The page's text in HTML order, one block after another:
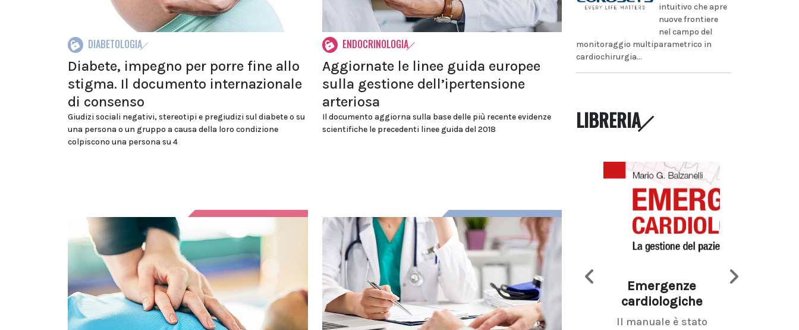
DIABETOLOGIA
Diabete, impegno per porre fine allo
stigma. Il documento internazionale
di consenso
Giudizi sociali negativi, stereotipi e pregiudizi sul diabete o su
una persona o un gruppo a causa della loro condizione
colpiscono una persona su 4
ENDOCRINOLOGIA
Aggiornate le linee guida europee
sulla gestione dell’ipertensione
arteriosa
Il documento aggiorna sulla base delle più recente evidenze
scientifiche le precedenti linee guida del 2018
intuitivo che apre
nuove frontiere
nel campo del
monitoraggio multiparametrico in
cardiochirurgia...
LIBRERIA
Emergenze
cardiologiche
Il manuale è stato